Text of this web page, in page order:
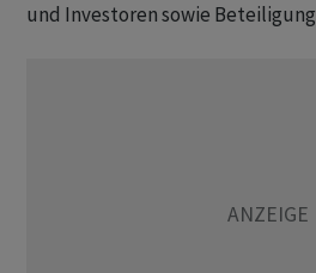
und Investoren sowie